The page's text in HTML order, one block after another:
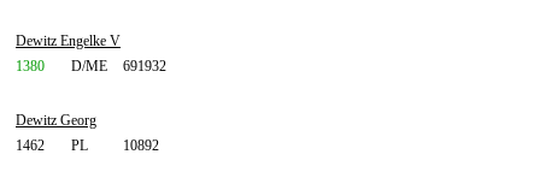
Dewitz Engelke V
1380
D/ME 691932
Dewitz Georg
1462
PL 10892